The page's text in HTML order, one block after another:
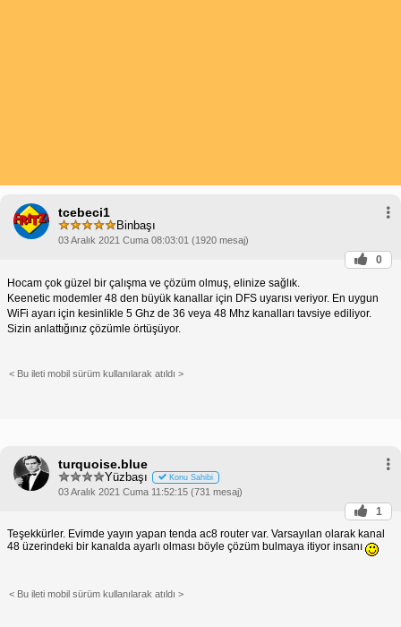
tcebeci1
Binbaşı
03 Aralık 2021 Cuma 08:03:01 (1920 mesaj)
0
Hocam çok güzel bir çalışma ve çözüm olmuş, elinize sağlık.
Keenetic modemler 48 den büyük kanallar için DFS uyarısı veriyor. En uygun
WiFi ayarı için kesinlikle 5 Ghz de 36 veya 48 Mhz kanalları tavsiye ediliyor.
Sizin anlattığınız çözümle örtüşüyor.
< Bu ileti mobil sürüm kullanılarak atıldı >
turquoise.blue
Yüzbaşı Konu Sahibi
03 Aralık 2021 Cuma 11:52:15 (731 mesaj)
1
Teşekkürler. Evimde yayın yapan tenda ac8 router var. Varsayılan olarak kanal
48 üzerindeki bir kanalda ayarlı olması böyle çözüm bulmaya itiyor insanı
< Bu ileti mobil sürüm kullanılarak atıldı >